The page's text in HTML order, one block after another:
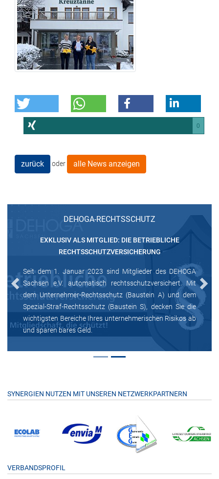
0
zurück oder alle News anzeigen
DEHOGA-RECHTSSCHUTZ
EXKLUSIV ALS MITGLIED: DIE BETRIEBLICHE
RECHTSSCHUTZVERSICHERUNG
Seit dem 1. Januar 2023 sind Mitglieder des DEHOGA
Sachsen e.V. automatisch rechtsschutzversichert. Mit
dem Unternehmer-Rechtsschutz (Baustein A) und dem
Spezial-Straf-Rechtsschutz (Baustein S), decken Sie die
wichtigsten Bereiche Ihres unternehmerischen Risikos ab
und sparen bares Geld.
Previous Next
SYNERGIEN NUTZEN MIT UNSEREN NETZWERKPARTNERN
VERBANDSPROFIL